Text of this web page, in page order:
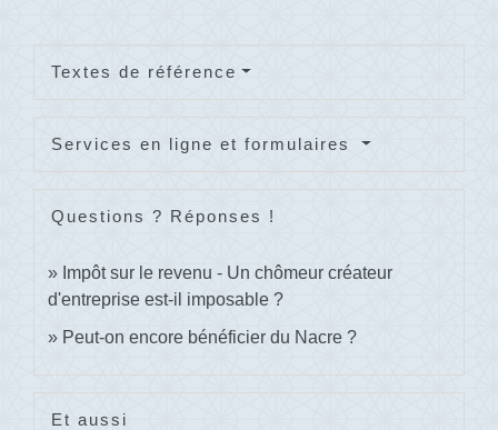
Textes de référence
Services en ligne et formulaires
Questions ? Réponses !
Impôt sur le revenu - Un chômeur créateur
d'entreprise est-il imposable ?
Peut-on encore bénéficier du Nacre ?
Et aussi